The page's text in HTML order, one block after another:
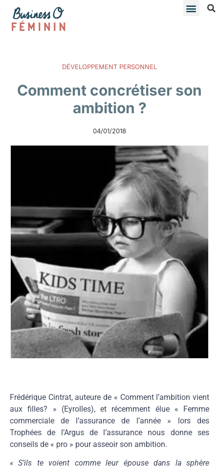
DÉVELOPPEMENT PERSONNEL
Comment concrétiser son
ambition ?
04/01/2018
Frédérique Cintrat, auteure de « Comment l’ambition vient
aux filles? » (Eyrolles), et récemment élue « Femme
commerciale de l’assurance de l’année » lors des
Trophées de l’Argus de l’assurance nous donne ses
conseils de « pro » pour asseoir son ambition.
« S’ils te voient comme leur épouse dans la sphère